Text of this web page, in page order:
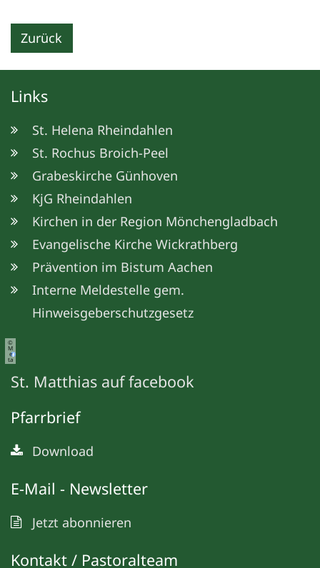
Zurück
Links
St. Helena Rheindahlen
St. Rochus Broich-Peel
Grabeskirche Günhoven
KjG Rheindahlen
Kirchen in der Region Mönchengladbach
Evangelische Kirche Wickrathberg
Prävention im Bistum Aachen
Interne Meldestelle gem.
Hinweisgeberschutzgesetz
©
M
e
ta
St. Matthias auf facebook
Pfarrbrief
Download
E-Mail - Newsletter
Jetzt abonnieren
Kontakt / Pastoralteam